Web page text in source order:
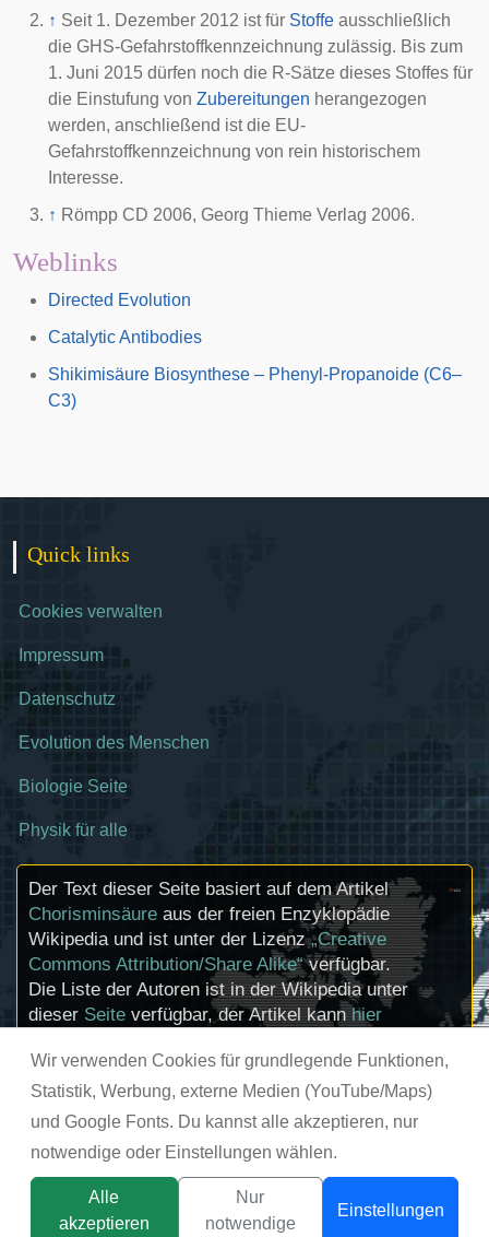
Wir verwenden Cookies für grundlegende Funktionen,
Statistik, Werbung, externe Medien (YouTube/Maps)
und Google Fonts. Du kannst alle akzeptieren, nur
notwendige oder Einstellungen wählen.
Alle
akzeptieren
Nur
notwendige
Einstellungen
↑ Seit 1. Dezember 2012 ist für Stoffe ausschließlich
die GHS-Gefahrstoffkennzeichnung zulässig. Bis zum
1. Juni 2015 dürfen noch die R-Sätze dieses Stoffes für
die Einstufung von Zubereitungen herangezogen
werden, anschließend ist die EU-
Gefahrstoffkennzeichnung von rein historischem
Interesse.
↑ Römpp CD 2006, Georg Thieme Verlag 2006.
Weblinks
Directed Evolution
Catalytic Antibodies
Shikimisäure Biosynthese – Phenyl-Propanoide (C6–
C3)
Quick links
Cookies verwalten
Impressum
Datenschutz
Evolution des Menschen
Biologie Seite
Physik für alle
Der Text dieser Seite basiert auf dem Artikel
Chorisminsäure aus der freien Enzyklopädie
Wikipedia und ist unter der Lizenz„Creative
Commons Attribution/Share Alike“verfügbar.
Die Liste der Autoren ist in der Wikipedia unter
dieser Seite verfügbar, der Artikel kannhier
Urhebern und zum Lizenzstatus eingebundener
Mediendateien (etwa Bilder oder Videos) können
im Regelfall durch Anklicken dieser abgerufen
© chemie-schule.de 2026